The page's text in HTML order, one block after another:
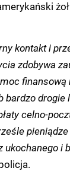
kontakt i
zdobywa
finansową
bardzo drogie
celno-
ukochanego i